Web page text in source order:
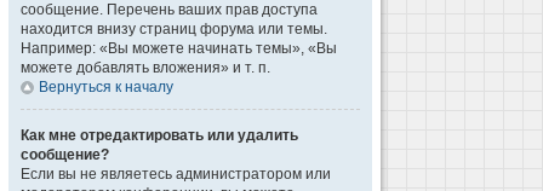
сообщение. Перечень ваших прав доступа
находится внизу страниц форума или темы.
Например: «Вы можете начинать темы», «Вы
можете добавлять вложения» и т. п.
Вернуться к началу
Как мне отредактировать или удалить
сообщение?
Если вы не являетесь администратором или